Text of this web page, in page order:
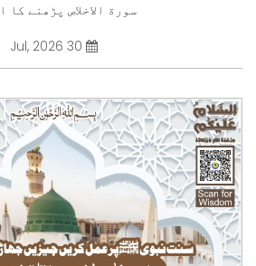
سورة الاخلاص پڑھنے کا